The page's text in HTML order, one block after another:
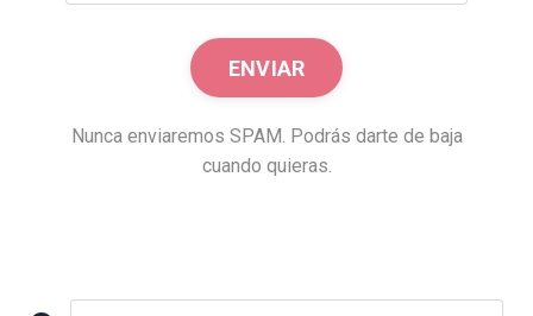
Nunca enviaremos SPAM. Podrás darte de baja
cuando quieras.